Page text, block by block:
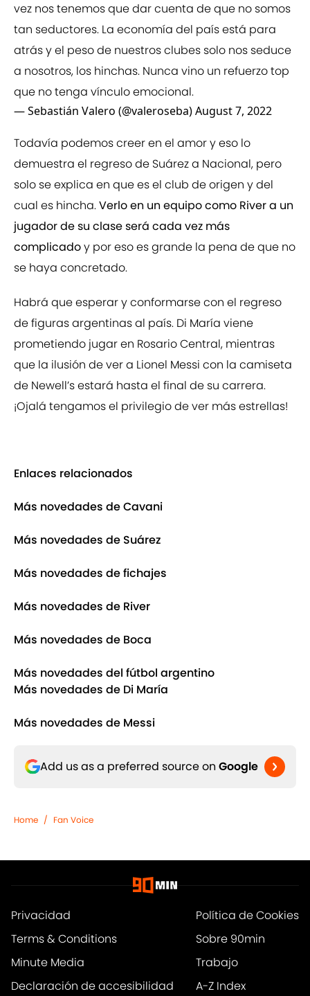
vez nos tenemos que dar cuenta de que no somos
tan seductores. La economía del país está para
atrás y el peso de nuestros clubes solo nos seduce
a nosotros, los hinchas. Nunca vino un refuerzo top
que no tenga vínculo emocional.
— Sebastián Valero (@valeroseba)August 7, 2022
Todavía podemos creer en el amor y eso lo
demuestra el regreso de Suárez a Nacional, pero
solo se explica en que es el club de origen y del
cual es hincha.Verlo en un equipo como River a un
jugador de su clase será cada vez más
complicadoy por eso es grande la pena de que no
se haya concretado.
Habrá que esperar y conformarse con el regreso
de figuras argentinas al país. Di María viene
prometiendo jugar en Rosario Central, mientras
que la ilusión de ver a Lionel Messi con la camiseta
de Newell’s estará hasta el final de su carrera.
¡Ojalá tengamos el privilegio de ver más estrellas!
Enlaces relacionados
Más novedades de Cavani
Más novedades de Suárez
Más novedades de fichajes
Más novedades de River
Más novedades de Boca
Más novedades del fútbol argentino
Más novedades de Di María
Más novedades de Messi
Add us as a preferred source on Google
Home / Fan Voice
Privacidad
Política de Cookies
Terms & Conditions
Sobre 90min
Minute Media
Trabajo
Declaración de accesibilidad
A-Z Index